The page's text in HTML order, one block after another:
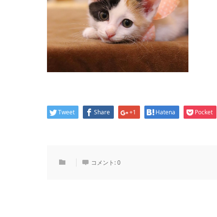
Tweet Share +1 Hatena Pocket
コメント:0